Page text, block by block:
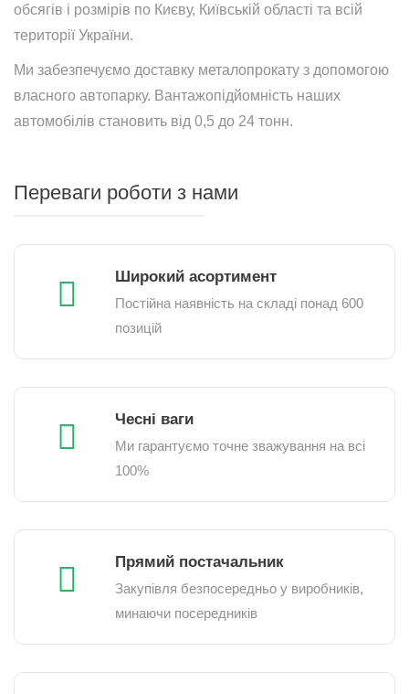
обсягів і розмірів по Києву, Київській області та всій
території України.
Ми забезпечуємо доставку металопрокату з допомогою
власного автопарку. Вантажопідйомність наших
автомобілів становить від 0,5 до 24 тонн.
Переваги роботи з нами
Широкий асортимент
Постійна наявність на складі понад 600
позицій
Чесні ваги
Ми гарантуємо точне зважування на всі
100%
Прямий постачальник
Закупівля безпосередньо у виробників,
минаючи посередників